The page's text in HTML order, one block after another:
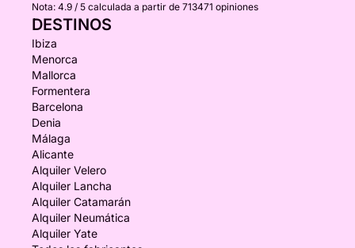
Nota: 4.9 / 5 calculada a partir de 713471 opiniones
DESTINOS
Ibiza
Menorca
Mallorca
Formentera
Barcelona
Denia
Málaga
Alicante
Alquiler Velero
Alquiler Lancha
Alquiler Catamarán
Alquiler Neumática
Alquiler Yate